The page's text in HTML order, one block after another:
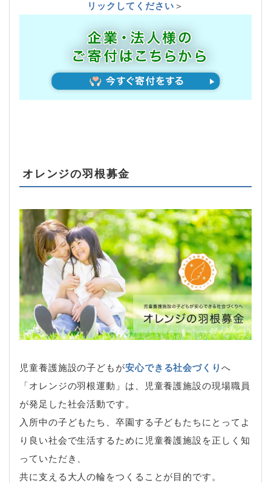
リックしてください＞
オレンジの羽根募金
児童養護施設の子どもが安心できる社会づくりへ
「オレンジの羽根運動」は、児童養護施設の現場職員
が発足した社会活動です。
入所中の子どもたち、卒園する子どもたちにとってよ
り良い社会で生活するために児童養護施設を正しく知
っていただき、
共に支える大人の輪をつくることが目的です。